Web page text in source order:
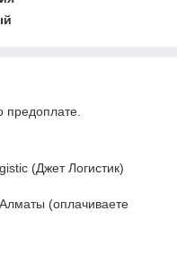
предоплате.
(Джет Логистик)
(оплачиваете